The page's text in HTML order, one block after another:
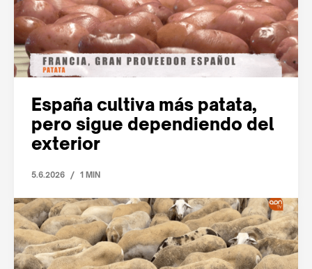
España cultiva más patata,
pero sigue dependiendo del
exterior
5.6.2026 / 1 MIN